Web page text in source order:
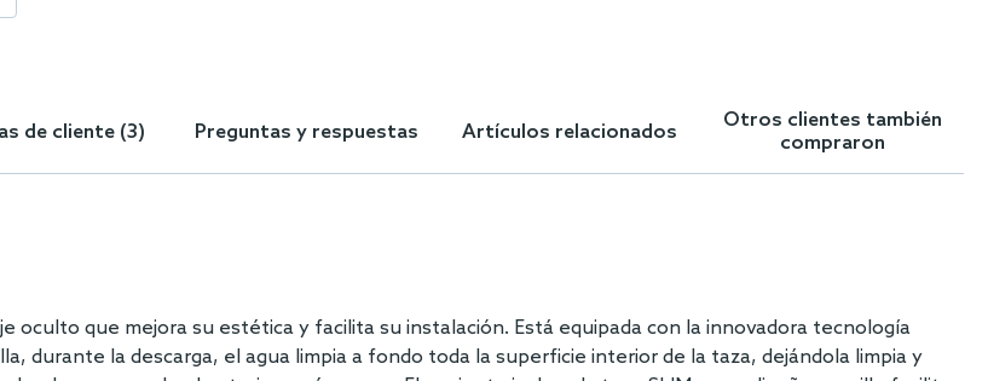
de cliente (3) Preguntas y respuestas Artículos relacionados
Otros clientes también
compraron
oculto que mejora su estética y facilita su instalación. Está equipada con la innovadora tecnología
durante la descarga, el agua limpia a fondo toda la superficie interior de la taza, dejándola limpia y